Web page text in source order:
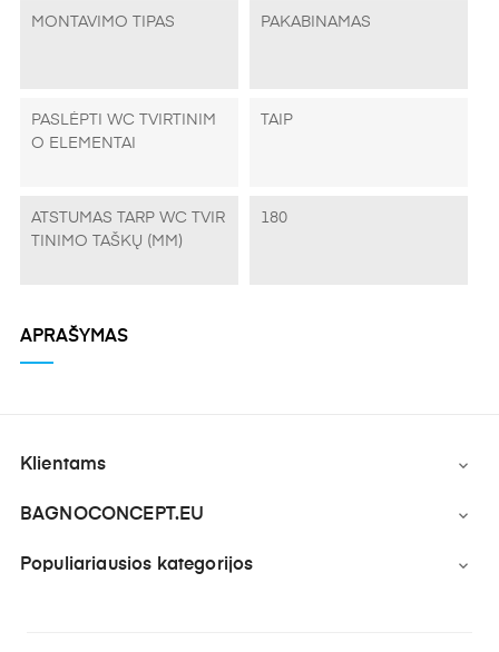
MONTAVIMO TIPAS PAKABINAMAS
PASLĖPTI WC TVIRTINIM
O ELEMENTAI
TAIP
ATSTUMAS TARP WC TVIR
TINIMO TAŠKŲ (MM)
180
APRAŠYMAS
Klientams 
BAGNOCONCEPT.EU 
Populiariausios kategorijos 